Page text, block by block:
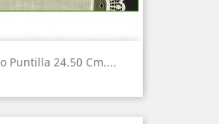
Puntilla 24.50 Cm....